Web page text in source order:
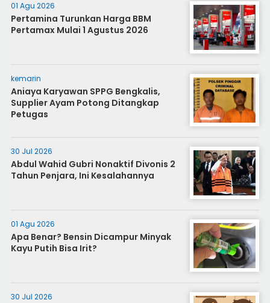
01 Agu 2026
Pertamina Turunkan Harga BBM
Pertamax Mulai 1 Agustus 2026
kemarin
Aniaya Karyawan SPPG Bengkalis,
Supplier Ayam Potong Ditangkap
Petugas
30 Jul 2026
Abdul Wahid Gubri Nonaktif Divonis 2
Tahun Penjara, Ini Kesalahannya
01 Agu 2026
Apa Benar? Bensin Dicampur Minyak
Kayu Putih Bisa Irit?
30 Jul 2026